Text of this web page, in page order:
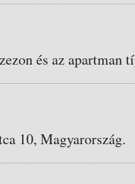
és az apartman
10, Magyarország.